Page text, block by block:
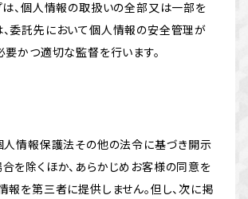
は、個人情報の取扱いの全部又は一部を
委託先において個人情報の安全管理が
要かつ適切な監督を行います。
人情報保護法その他の法令に基づき開示
を除くほか、あらかじめお客様の同意を
報を第三者に提供しません。但し、次に掲